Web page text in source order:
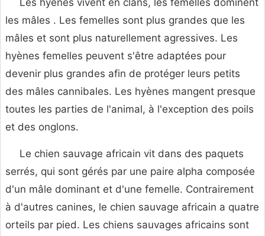
Les hyènes vivent en clans, les femelles dominent
les mâles . Les femelles sont plus grandes que les
mâles et sont plus naturellement agressives. Les
hyènes femelles peuvent s'être adaptées pour
devenir plus grandes afin de protéger leurs petits
des mâles cannibales. Les hyènes mangent presque
toutes les parties de l'animal, à l'exception des poils
et des onglons.
Le chien sauvage africain vit dans des paquets
serrés, qui sont gérés par une paire alpha composée
d'un mâle dominant et d'une femelle. Contrairement
à d'autres canines, le chien sauvage africain a quatre
orteils par pied. Les chiens sauvages africains sont